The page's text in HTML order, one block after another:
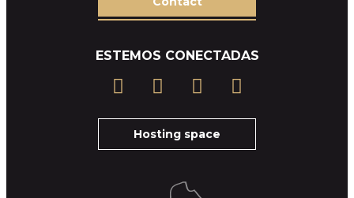
ESTEMOS CONECTADAS
Hosting space